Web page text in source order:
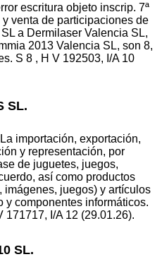
escritura objeto inscrip. 7ª
venta de participaciones de
a Dermilaser Valencia SL,
2013 Valencia SL, son 8,
S 8 , H V 192503, I/A 10
SL.
importación, exportación,
y representación, por
de juguetes, juegos,
así como productos
imágenes, juegos) y artículos
y componentes informáticos.
171717, I/A 12 (29.01.26).
SL.